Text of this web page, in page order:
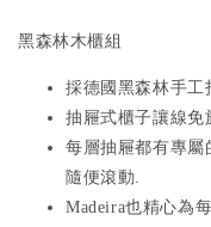
黑森林木櫃組
採德國黑森林手工
抽屜式櫃子讓線免
每層抽屜都有專屬
隨便滾動.
Madeira也精心為